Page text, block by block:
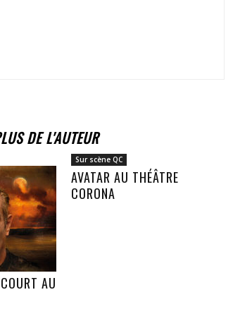
DE L'AUTEUR
AU
Sur scène QC
AVATAR AU THÉÂTRE
CORONA